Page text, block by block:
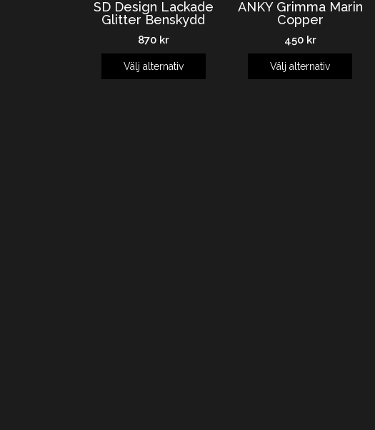
SD Design Lackade
Glitter Benskydd
870 kr
Välj alternativ
ANKY Grimma Marin
Copper
450 kr
Välj alternativ